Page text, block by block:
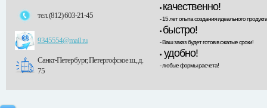
тел. (812) 603-21-45
9345554@mail.ru
Санкт-Петербург, Петергофское ш., д.
75
• качественно!
- 15 лет опыта создания идеального
• быстро!
- Ваш заказ будет готов в сжатые сроки!
• удобно!
- любые формы расчета!